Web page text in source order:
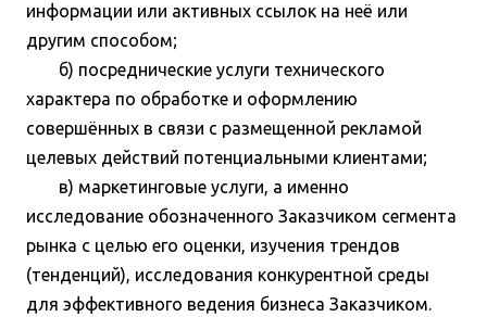
информации или активных ссылок на неё или
другим способом;
б) посреднические услуги технического
характера по обработке и оформлению
совершённых в связи с размещенной рекламой
целевых действий потенциальными клиентами;
в) маркетинговые услуги, а именно
исследование обозначенного Заказчиком сегмента
рынка с целью его оценки, изучения трендов
(тенденций), исследования конкурентной среды
для эффективного ведения бизнеса Заказчиком.